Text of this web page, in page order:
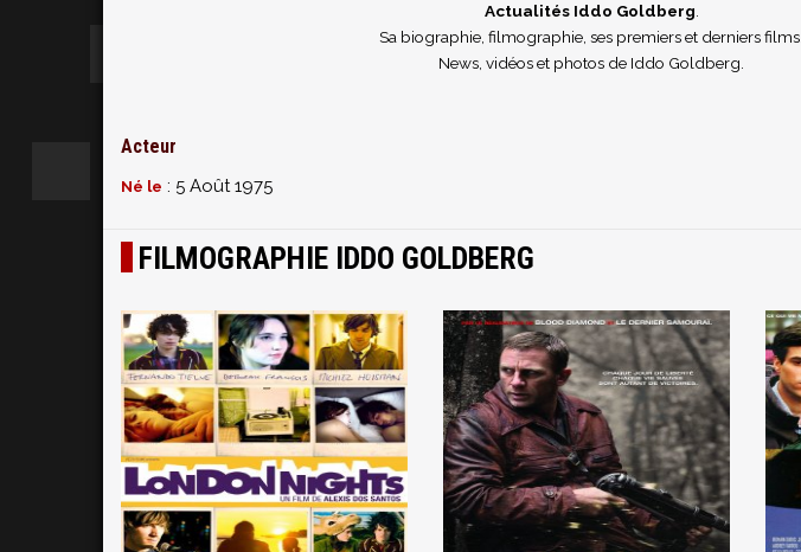
Actualités Iddo Goldberg
Sa biographie, filmographie, ses premiers et derniers films.
News, vidéos et photos de Iddo Goldberg.
Acteur
Né le : 5 Août 1975
FILMOGRAPHIE IDDO GOLDBERG